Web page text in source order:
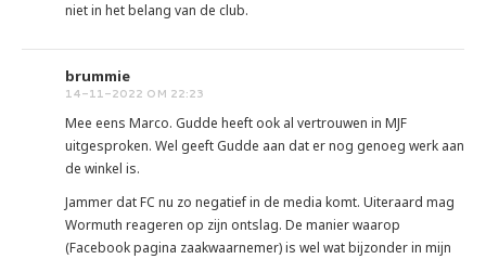
niet in het belang van de club.
brummie
14-11-2022 OM 22:23
Mee eens Marco. Gudde heeft ook al vertrouwen in MJF
uitgesproken. Wel geeft Gudde aan dat er nog genoeg werk aan
de winkel is.
Jammer dat FC nu zo negatief in de media komt. Uiteraard mag
Wormuth reageren op zijn ontslag. De manier waarop
(Facebook pagina zaakwaarnemer) is wel wat bijzonder in mijn